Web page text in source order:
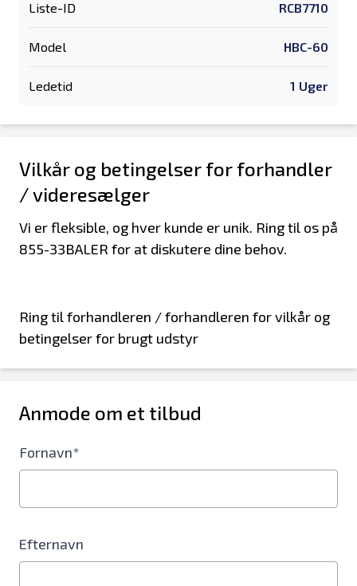
Liste-ID RCB7710
Model HBC-60
Ledetid 1 Uger
Vilkår og betingelser for forhandler
/ videresælger
Vi er fleksible, og hver kunde er unik. Ring til os på
855-33BALER for at diskutere dine behov.
Ring til forhandleren / forhandleren for vilkår og
betingelser for brugt udstyr
Anmode om et tilbud
Fornavn*
Efternavn